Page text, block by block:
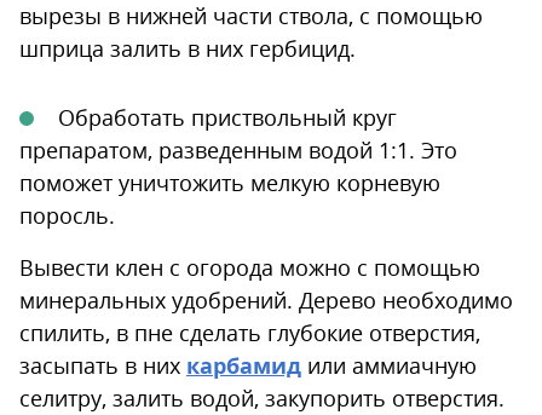
вырезы в нижней части ствола, с помощью
шприца залить в них гербицид.
Обработать приствольный круг
препаратом, разведенным водой 1:1. Это
поможет уничтожить мелкую корневую
поросль.
Вывести клен с огорода можно с помощью
минеральных удобрений. Дерево необходимо
спилить, в пне сделать глубокие отверстия,
засыпать в них карбамид или аммиачную
селитру, залить водой, закупорить отверстия.